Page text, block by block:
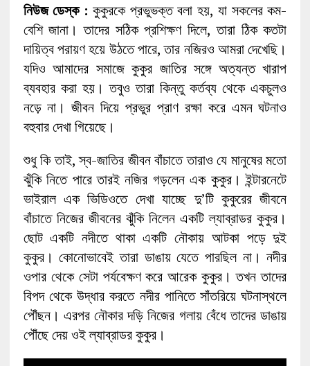
নিউজ ডেস্ক : কুকুরকে প্রভুভক্ত বলা হয়, যা সকলের কম-
বেশি জানা। তাদের সঠিক প্রশিক্ষণ দিলে, তারা ঠিক কতটা
দায়িত্ব পরায়ণ হয়ে উঠতে পারে, তার নজিরও আমরা দেখেছি।
যদিও আমাদের সমাজে কুকুর জাতির সঙ্গে অত্যন্ত খারাপ
ব্যবহার করা হয়। তবুও তারা কিন্তু কর্তব্য থেকে একচুলও
নড়ে না। জীবন দিয়ে প্রভুর প্রাণ রক্ষা করে এমন ঘটনাও
বহুবার দেখা গিয়েছে।
শুধু কি তাই, স্ব-জাতির জীবন বাঁচাতে তারাও যে মানুষের মতো
ঝুঁকি নিতে পারে তারই নজির গড়লেন এক কুকুর। ইন্টারনেটে
ভাইরাল এক ভিডিওতে দেখা যাচ্ছে দু’টি কুকুরের জীবনে
বাঁচাতে নিজের জীবনের ঝুঁকি নিলেন একটি ল্যাব্রাডর কুকুর।
ছোট একটি নদীতে থাকা একটি নৌকায় আটকা পড়ে দুই
কুকুর। কোনোভাবেই তারা ডাঙায় যেতে পারছিল না। নদীর
ওপার থেকে সেটা পর্যবেক্ষণ করে আরেক কুকুর। তখন তাদের
বিপদ থেকে উদ্ধার করতে নদীর পানিতে সাঁতরিয়ে ঘটনাস্থলে
পৌঁছন। এরপর নৌকার দড়ি নিজের গলায় বেঁধে তাদের ডাঙায়
পৌঁছে দেয় ওই ল্যাব্রাডর কুকুর।